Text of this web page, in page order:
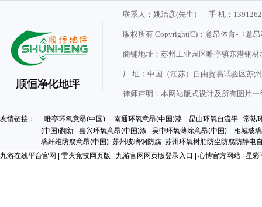
联系人：姚治彦(先生） 手 机：
版权所有 Copyright(C)：意昂体育-〈
商铺地址：苏州工业园区唯亭镇东港钢材
厂 址： 中国（江苏）自由贸易试验区苏
律师声明：本网站版式设计及所有图片
友情链接： 唯亭环氧意昂(中国) 南通环氧意昂(中国)漆 昆山环氧自流平
常熟
(中国)翻新
嘉兴环氧意昂(中国)漆 吴中环氧薄涂意昂(中国)
相城玻
璃纤维防腐意昂(中国) 苏州玻璃钢防腐 苏州环氧树脂防尘防腐防静电
九游在线平台官网
雷火竞技网页版 九游官网网页版登录入口 心博官方网站 星彩